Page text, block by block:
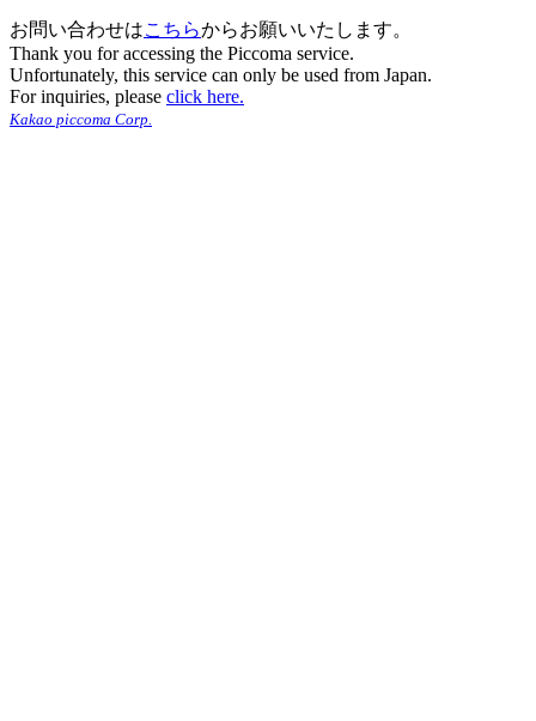
お問い合わせはこちらからお願いいたします。
Thank you for accessing the Piccoma service.
Unfortunately, this service can only be used from Japan.
For inquiries, please click here.
Kakao piccoma Corp.